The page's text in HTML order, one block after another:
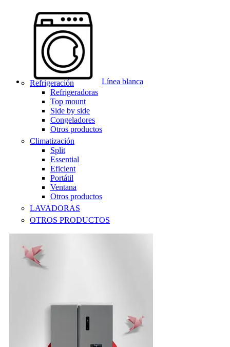
Línea blanca
Refrigeración
Refrigeradoras
Top mount
Side by side
Congeladores
Otros productos
Climatización
Split
Essential
Eficient
Portátil
Ventana
Otros productos
LAVADORAS
OTROS PRODUCTOS